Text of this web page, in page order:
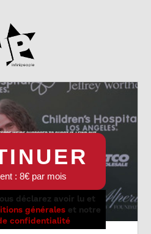
: 8€ par mois
déclarez avoir lu et
généraleset notre
confidentialité